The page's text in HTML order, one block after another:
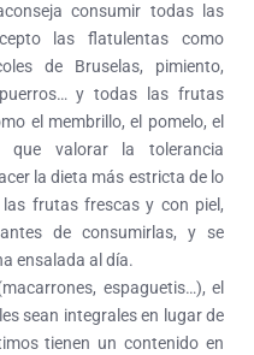
consumir todas las
las flatulentas como
de Bruselas, pimiento,
y todas las frutas
el membrillo, el pomelo, el
que valorar la tolerancia
la dieta más estricta de lo
frutas frescas y con piel,
de consumirlas, y se
ensalada al día.
espaguetis…), el
sean integrales en lugar de
tienen un contenido en